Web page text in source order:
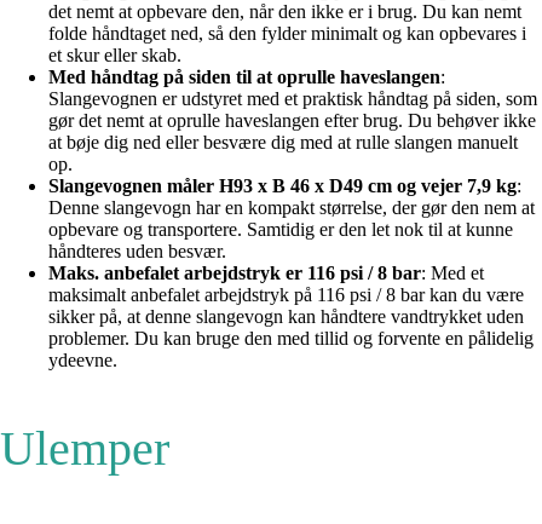
det nemt at opbevare den, når den ikke er i brug. Du kan nemt
folde håndtaget ned, så den fylder minimalt og kan opbevares i
et skur eller skab.
Med håndtag på siden til at oprulle haveslangen:
Slangevognen er udstyret med et praktisk håndtag på siden, som
gør det nemt at oprulle haveslangen efter brug. Du behøver ikke
at bøje dig ned eller besvære dig med at rulle slangen manuelt
op.
Slangevognen måler H93 x B 46 x D49 cm og vejer 7,9 kg:
Denne slangevogn har en kompakt størrelse, der gør den nem at
opbevare og transportere. Samtidig er den let nok til at kunne
håndteres uden besvær.
Maks. anbefalet arbejdstryk er 116 psi / 8 bar: Med et
maksimalt anbefalet arbejdstryk på 116 psi / 8 bar kan du være
sikker på, at denne slangevogn kan håndtere vandtrykket uden
problemer. Du kan bruge den med tillid og forvente en pålidelig
ydeevne.
Ulemper